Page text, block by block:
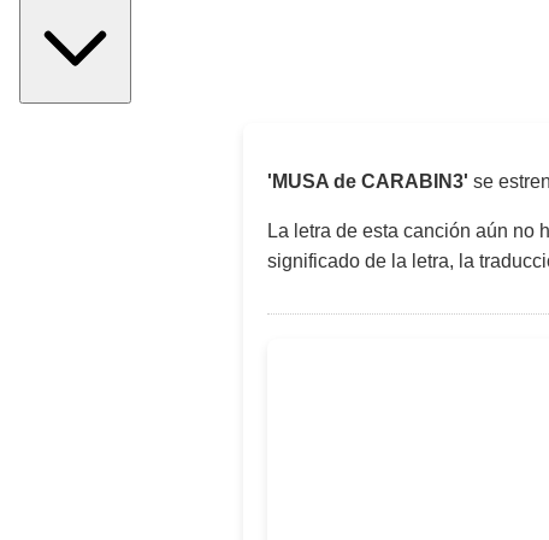
'MUSA de CARABIN3' se
La letra de esta canción aún no
significado de la letra, la